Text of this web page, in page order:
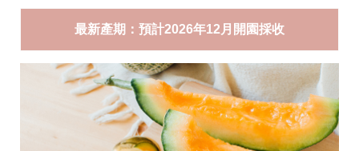
最新產期：預計2026年12月開園採收